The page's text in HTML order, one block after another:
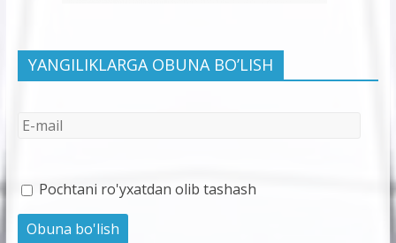
YANGILIKLARGA OBUNA BO’LISH
Pochtani ro'yxatdan olib tashash